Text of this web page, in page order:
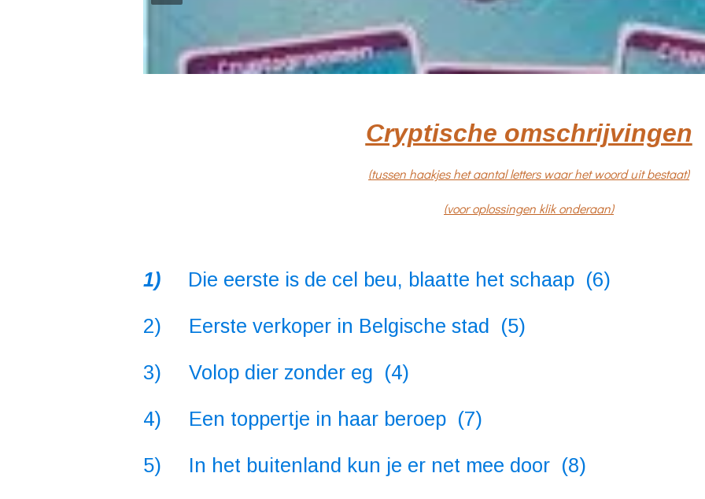
Cryptische omschrijvingen
(tussen haakjes het aantal letters waar het woord uit bestaat)
(voor oplossingen klik onderaan)
1) Die eerste is de cel beu, blaatte het schaap (6)
2) Eerste verkoper in Belgische stad (5)
3) Volop dier zonder eg (4)
4) Een toppertje in haar beroep (7)
5) In het buitenland kun je er net mee door (8)